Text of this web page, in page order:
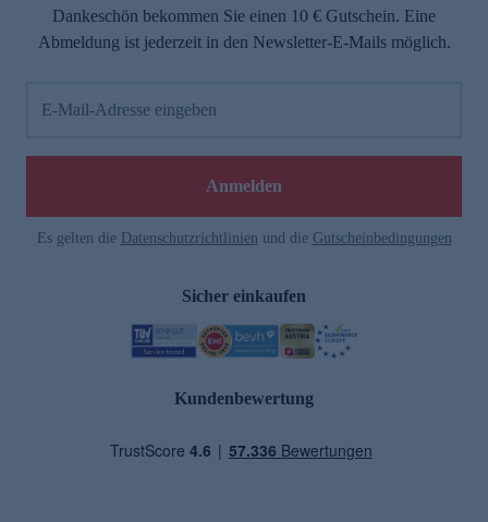
Dankeschön bekommen Sie einen 10 € Gutschein. Eine
Abmeldung ist jederzeit in den Newsletter-E-Mails möglich.
E-Mail-Adresse eingeben
Anmelden
Es gelten die Datenschutzrichtlinien und die Gutscheinbedingungen
Sicher einkaufen
Kundenbewertung